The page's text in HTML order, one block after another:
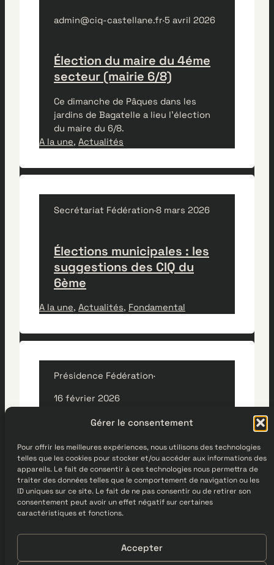
Gérer le consentement
Pour offrir les meilleures expériences, nous utilisons des technologies
telles que les cookies pour stocker et/ou accéder aux informations des
appareils. Le fait de consentir à ces technologies nous permettra de
traiter des données telles que le comportement de navigation ou les
ID uniques sur ce site. Le fait de ne pas consentir ou de retirer son
consentement peut avoir un effet négatif sur certaines
caractéristiques et fonctions.
Accepter
admin@ciq-castellane.fr·5 avril 2026
Élection du maire du 4éme
secteur (mairie 6/8)
Ce dimanche de Pâques dans les
jardins de Bagatelle a lieu l’élection
du maire du 6/8.
A la une, Actualités
Secrétariat Fédération·8 mars 2026
Élections municipales : les
suggestions des CIQ du
6ème
A la une, Actualités, Fondamental
Présidence Fédération·
16 février 2026
NNE & QR code quèsaco ?
Le Numéro National d’Électeur (NNE)
est un identifiant unique attribué à
chaque citoyen inscrit sur les listes
électorales en France. Depuis la mise
en place du Répertoire Électoral
devenu indispensable pour voter,
notamment pour établir une
procuration. En scannant ce QR code,
Actualités
Les CIQ du 6ème